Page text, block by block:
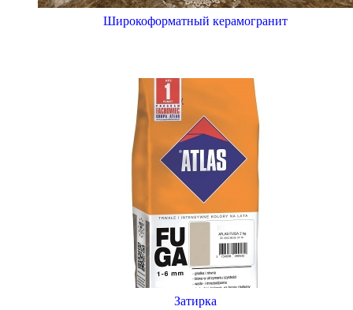
Широкоформатный керамогранит
Затирка